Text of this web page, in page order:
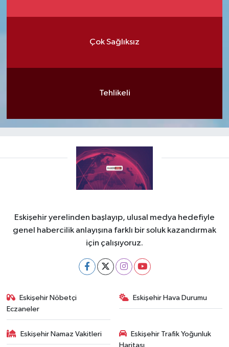
Çok Sağlıksız
Tehlikeli
Eskişehir yerelinden başlayıp, ulusal medya hedefiyle
genel habercilik anlayışına farklı bir soluk kazandırmak
için çalışıyoruz.
Eskişehir Nöbetçi
Eczaneler
Eskişehir Hava Durumu
Eskişehir Namaz Vakitleri
Eskişehir Trafik Yoğunluk
Haritası